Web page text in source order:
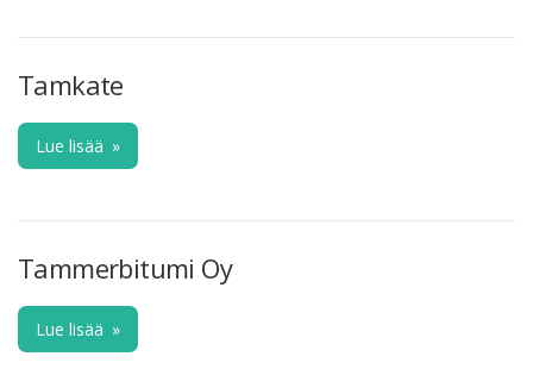
Tamkate
Lue lisää »
Tammerbitumi Oy
Lue lisää »